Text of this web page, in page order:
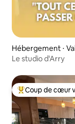
Hébergement ⋅
Le studio d'Arry
Coups de cœur
Coup de cœur